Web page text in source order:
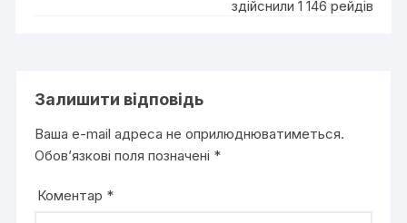
здійснили 1 146 рейдів
Залишити відповідь
Ваша e-mail адреса не оприлюднюватиметься.
Обов’язкові поля позначені *
Коментар *